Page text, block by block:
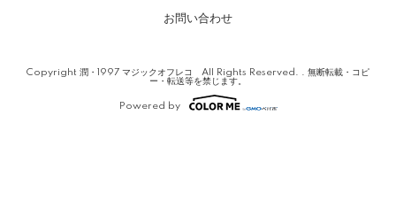
お問い合わせ
Copyright 潤・1997 マジックオフレコ All Rights Reserved. . 無断転載・コピ
ー・転送等を禁じます。
Powered by